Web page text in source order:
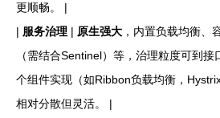
更顺畅。 |
| 服务治理 | 原生强大 ，内置负载均衡、
（需结合Sentinel）等，治理粒度可到
个组件实现（如Ribbon负载均衡，
相对分散但灵活。 |